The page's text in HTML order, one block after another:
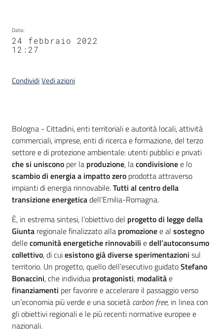
Data:
24 febbraio 2022
12:27
CondividiVedi azioni
Contenuto
Bologna - Cittadini, enti territoriali e autorità locali, attività
commerciali, imprese, enti di ricerca e formazione, del terzo
settore e di protezione ambientale: utenti pubblici e privati
che si uniscono per la produzione, lacondivisionee lo
scambio di energia a impatto zero prodotta attraverso
impianti di energia rinnovabile.Tutti al centro della
transizione energeticadell’Emilia-Romagna.
È, in estrema sintesi, l’obiettivo del progetto di leggedella
Giunta regionale finalizzato alla promozionee al sostegno
dellecomunità energetiche rinnovabili edell’autoconsumo
collettivo, di cuiesistono già diverse sperimentazioni sul
territorio. Un progetto, quello dell’esecutivo guidatoStefano
Bonaccini, che individua protagonisti, modalitàe
finanziamenti per favorire e accelerare il passaggio verso
un’economia più verde e una società carbon free, in linea con
gli obiettivi regionali e le più recenti normative europee e
nazionali.